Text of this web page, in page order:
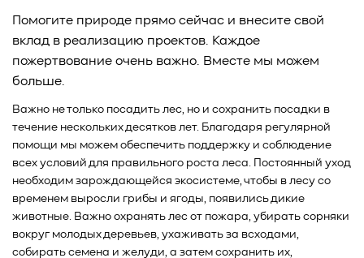
Помогите природе прямо сейчас и внесите свой
вклад в реализацию проектов. Каждое
пожертвование очень важно. Вместе мы можем
больше.
Важно не только посадить лес, но и сохранить посадки в
течение нескольких десятков лет. Благодаря регулярной
помощи мы можем обеспечить поддержку и соблюдение
всех условий для правильного роста леса. Постоянный уход
необходим зарождающейся экосистеме, чтобы в лесу со
временем выросли грибы и ягоды, появились дикие
животные. Важно охранять лес от пожара, убирать сорняки
вокруг молодых деревьев, ухаживать за всходами,
собирать семена и желуди, а затем сохранить их,